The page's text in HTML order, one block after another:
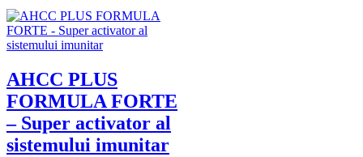
AHCC PLUS
FORMULA FORTE
– Super activator al
sistemului imunitar